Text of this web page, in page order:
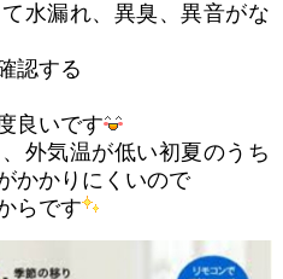
水漏れ、異臭、異音がな
認する
良いです
外気温が低い初夏のうち
かかりにくいので
らです